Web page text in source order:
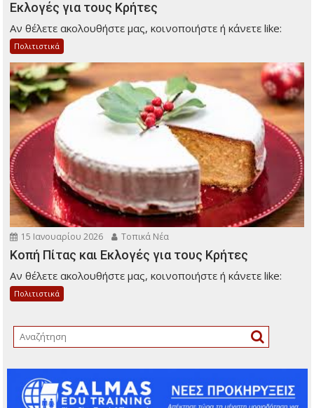
Εκλογές για τους Κρήτες
Αν θέλετε ακολουθήστε μας, κοινοποιήστε ή κάνετε like:
Πολιτιστικά
15 Ιανουαρίου 2026 Τοπικά Νέα
Κοπή Πίτας και Εκλογές για τους Κρήτες
Αν θέλετε ακολουθήστε μας, κοινοποιήστε ή κάνετε like:
Πολιτιστικά